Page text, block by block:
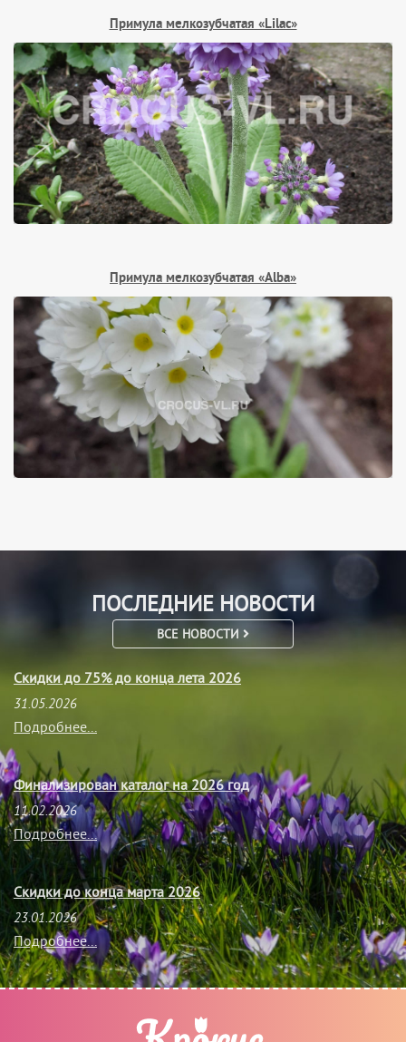
Примула мелкозубчатая «Lilac»
Примула мелкозубчатая «Alba»
ПОСЛЕДНИЕ НОВОСТИ
ВСЕ НОВОСТИ
Скидки до 75% до конца лета 2026
31.05.2026
Подробнее...
Финализирован каталог на 2026 год
11.02.2026
Подробнее...
Скидки до конца марта 2026
23.01.2026
Подробнее...